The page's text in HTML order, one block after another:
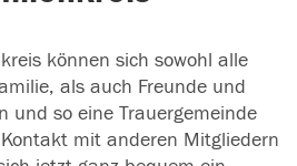
können sich sowohl alle
als auch Freunde und
und so eine Trauergemeinde
mit anderen Mitgliedern